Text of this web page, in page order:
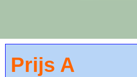
Prijs A